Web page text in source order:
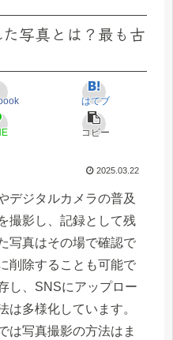
写真とは？最も古
はてブ
コピー
2025.03.22
デジタルカメラの普及
撮影し、記録として残
写真はその場で確認で
削除することも可能で
し、SNSにアップロー
は多様化しています。
は写真撮影の方法はま